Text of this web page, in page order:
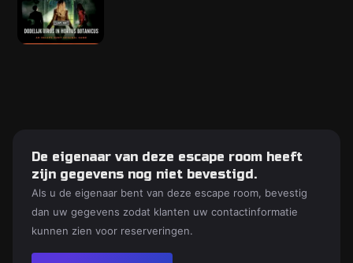
De eigenaar van deze escape room heeft
zijn gegevens nog niet bevestigd.
Als u de eigenaar bent van deze escape room, bevestig
dan uw gegevens zodat klanten uw contactinformatie
kunnen zien voor reserveringen.